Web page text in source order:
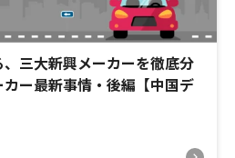
三大新興メーカーを徹底分
ー最新事情・後編【中国デ